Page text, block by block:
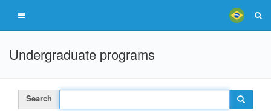
Undergraduate programs
Search